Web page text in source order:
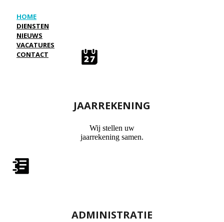
HOME
DIENSTEN
NIEUWS
VACATURES
CONTACT
JAARREKENING
Wij stellen uw
jaarrekening samen.
ADMINISTRATIE